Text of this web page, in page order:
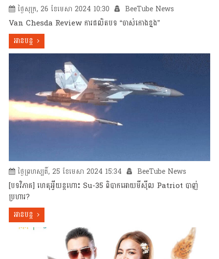
ថ្ងៃសុក្រ, 26 ខែមេសា 2024 10:30 BeeTube News
Van Chesda Review ការផលិតបទ “ចាស់កោងខ្នង”
អានបន្ត
ថ្ងៃព្រហស្បតិ៍, 25 ខែមេសា 2024 15:34 BeeTube News
[បទវិភាគ] ហេតុអ្វីយន្តហោះ Su-35 ពិបាកអោយមីស៊ីល Patriot បាញ់
ប្រហារ?
អានបន្ត